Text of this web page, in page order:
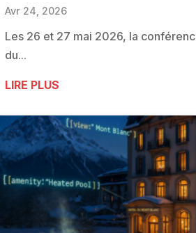
Avr 24, 2026
Les 26 et 27 mai 2026, la
du...
LIRE PLUS